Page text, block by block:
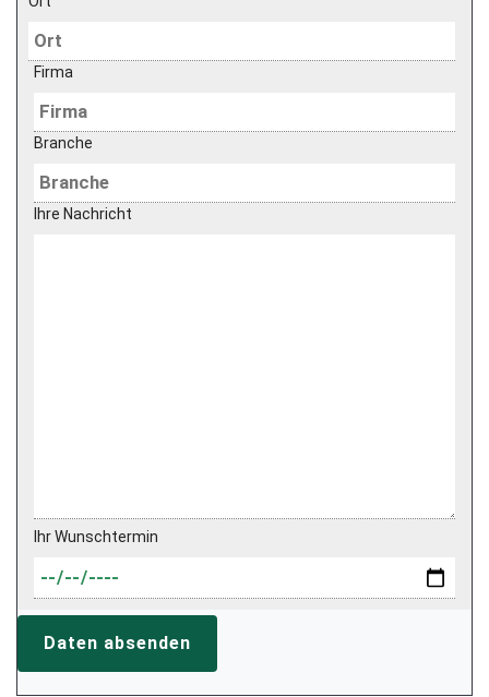
Firma
Branche
Ihre Nachricht
Ihr Wunschtermin
Daten absenden